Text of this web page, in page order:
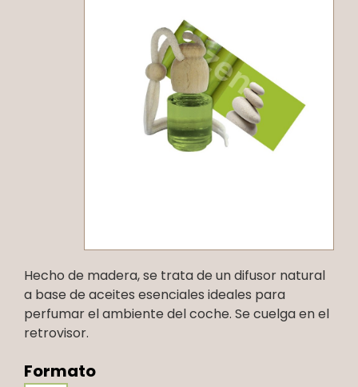
Hecho de madera, se trata de un difusor natural
a base de aceites esenciales ideales para
perfumar el ambiente del coche. Se cuelga en el
retrovisor.
Formato